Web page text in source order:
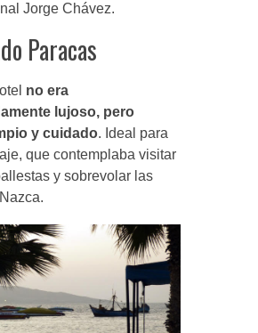
Jorge Chávez.
Paracas
no era
lujoso, pero
y cuidado. Ideal para
que contemplaba visitar
y sobrevolar las